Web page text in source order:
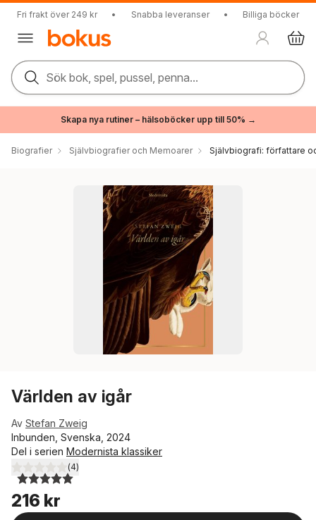
Fri frakt över 249 kr • Snabba leveranser • Billiga böcker
Sök bok, spel, pussel, penna...
Skapa nya rutiner – hälsoböcker upp till 50% →
Biografier Självbiografier och Memoarer Självbiografi: författare
Världen av igår
Av Stefan Zweig
Inbunden, Svenska, 2024
Del i serien Modernista klassiker
5,0utav 5 stjärnor. Totalt antal röster:
(4)
216 kr